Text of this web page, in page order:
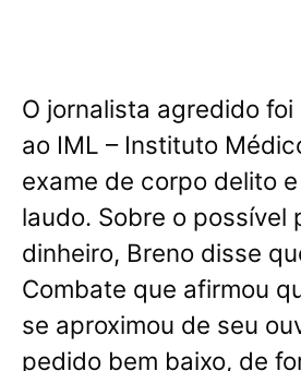
O jornalista agredido
ao IML – Instituto
exame de corpo delito
laudo. Sobre o possível
dinheiro, Breno disse
Combate que afirmou
se aproximou de seu
pedido bem baixo, de